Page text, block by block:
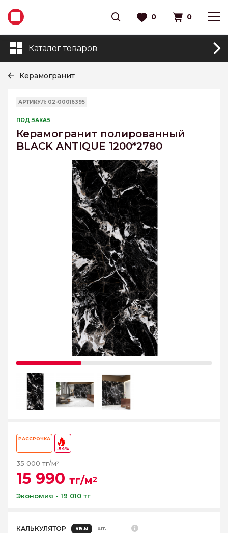
0 0
Каталог товаров
Керамогранит
АРТИКУЛ: 02-00016395
ПОД ЗАКАЗ
Керамогранит полированный
BLACK ANTIQUE 1200*2780
РАССРОЧКА
-54%
35 000 тг/м2
15 990 тг/м2
Экономия - 19 010 тг
КАЛЬКУЛЯТОР кв.м шт.